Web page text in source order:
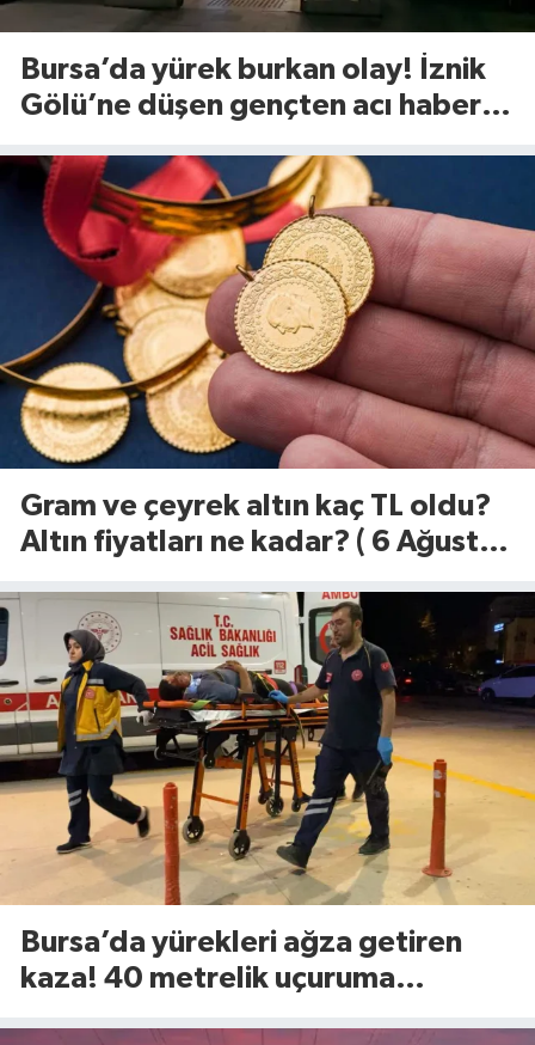
Bursa’da yürek burkan olay! İznik
Gölü’ne düşen gençten acı haber
Gram ve çeyrek altın kaç TL oldu?
Altın fiyatları ne kadar? ( 6 Ağustos
Bursa’da yürekleri ağza getiren
kaza! 40 metrelik uçuruma